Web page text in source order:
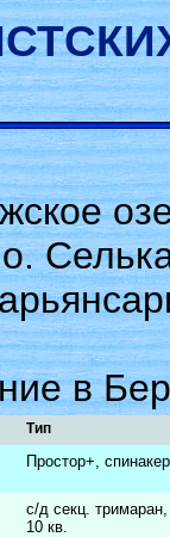
в
Тип
Простор+,
с/д секц. тримаран,
10 кв.